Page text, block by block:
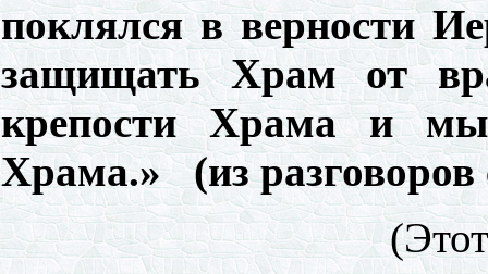
поклялся в верности
защищать Храм от
крепости Храма и
Храма.» (из